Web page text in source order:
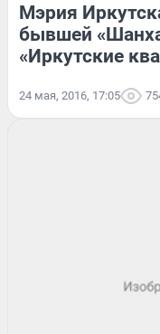
Мэрия
бывшей
«Иркутские
24 мая, 2016, 17:05